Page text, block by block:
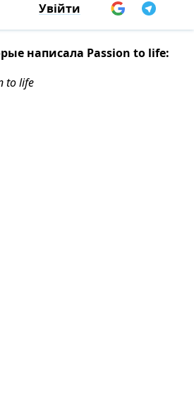
Увійти
написала Passion to life:
to life